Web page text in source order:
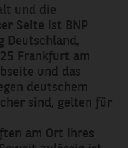
und die
Seite ist BNP
Deutschland,
Frankfurt am
und das
deutschem
sind, gelten für
am Ort Ihres